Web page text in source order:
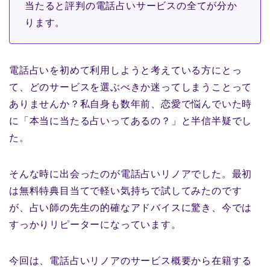
当たると評判の電話占いサービスの全てが分か
ります。
電話占いを初めて利用しようと考えている方にとっ
て、どのサービスを選ぶべきか迷ってしまうことって
ありませんか？私自身も数年前、恋愛で悩んでいた時
に「本当に当たる占いってあるの？」と半信半疑でし
た。
そんな時に出会ったのが電話占いリノアでした。最初
は無料特典目当てで軽い気持ちで試してみたのです
が、占い師の先生の的確なアドバイスに驚き、今では
すっかりリピーターになっています。
今回は、電話占いリノアのサービス概要から在籍する